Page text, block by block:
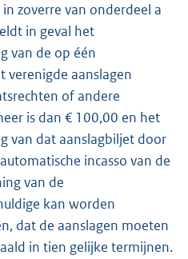
zoverre van onderdeel a
in geval het
van de op één
verenigde aanslagen
of andere
is dan € 100,00 en het
van dat aanslagbiljet door
incasso van de
van de
kan worden
dat de aanslagen moeten
in tien gelijke termijnen.